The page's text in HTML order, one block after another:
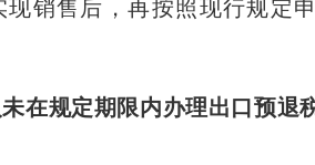
现销售后，再按照现行规定
规定期限内办理出口预退